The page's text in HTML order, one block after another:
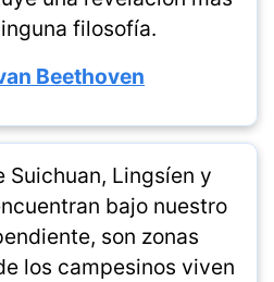
filosofía.
Beethoven
Suichuan, Lingsíen y
bajo nuestro
son zonas
los campesinos viven